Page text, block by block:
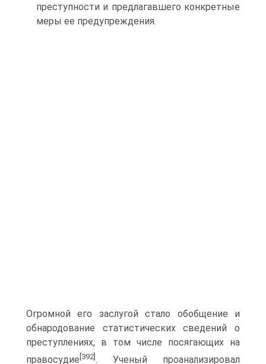
преступности и предлагавшего конкретные
меры ее предупреждения.
Огромной его заслугой стало обобщение и
обнародование статистических сведений о
преступлениях, в том числе посягающих на
правосудие [392] . Ученый проанализировал